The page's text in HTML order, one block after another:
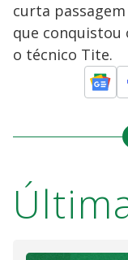
curta
que conquistou
o técnico Tite.